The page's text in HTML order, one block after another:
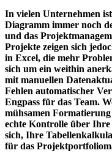
In vielen Unternehmen
Diagramm immer noch
und das
Projekte zeigen sich
in Excel, die mehr
sich um ein weithin
mit manuellen
Fehlen automatischer
Engpass für das Team.
mühsamen
echte Kontrolle über
sich, Ihre
für das